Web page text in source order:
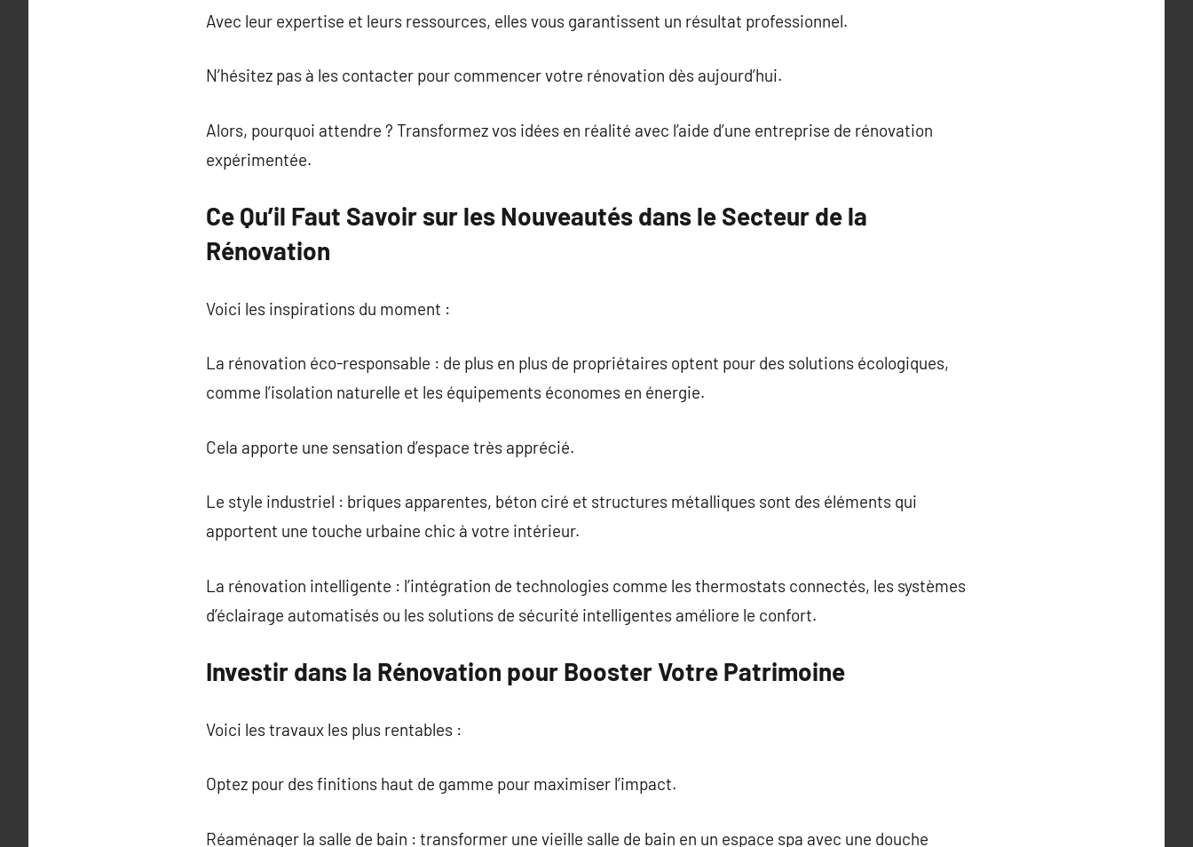
Avec leur expertise et leurs ressources, elles vous garantissent un résultat professionnel.
N’hésitez pas à les contacter pour commencer votre rénovation dès aujourd’hui.
Alors, pourquoi attendre ? Transformez vos idées en réalité avec l’aide d’une entreprise de rénovation
expérimentée.
Ce Qu’il Faut Savoir sur les Nouveautés dans le Secteur de la
Rénovation
Voici les inspirations du moment :
La rénovation éco-responsable : de plus en plus de propriétaires optent pour des solutions écologiques,
comme l’isolation naturelle et les équipements économes en énergie.
Cela apporte une sensation d’espace très apprécié.
Le style industriel : briques apparentes, béton ciré et structures métalliques sont des éléments qui
apportent une touche urbaine chic à votre intérieur.
La rénovation intelligente : l’intégration de technologies comme les thermostats connectés, les systèmes
d’éclairage automatisés ou les solutions de sécurité intelligentes améliore le confort.
Investir dans la Rénovation pour Booster Votre Patrimoine
Voici les travaux les plus rentables :
Optez pour des finitions haut de gamme pour maximiser l’impact.
Réaménager la salle de bain : transformer une vieille salle de bain en un espace spa avec une douche